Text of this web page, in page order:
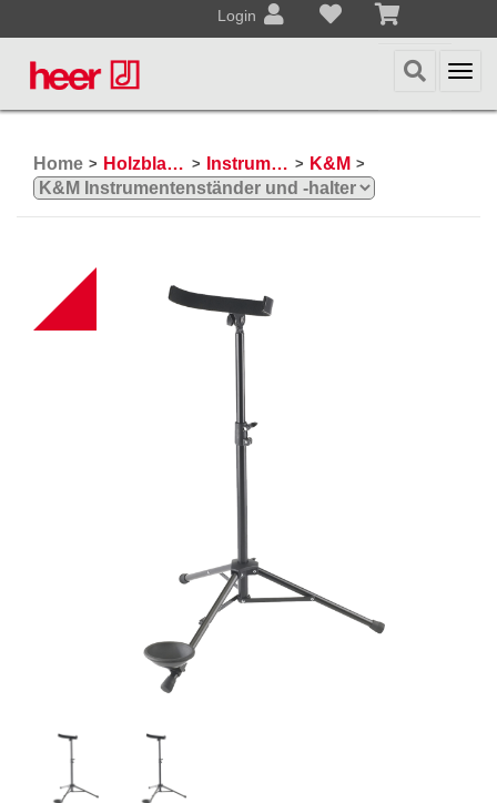
Login
Home > Holzblasinstrumente > Instrumentenständer- und halter > K&M >